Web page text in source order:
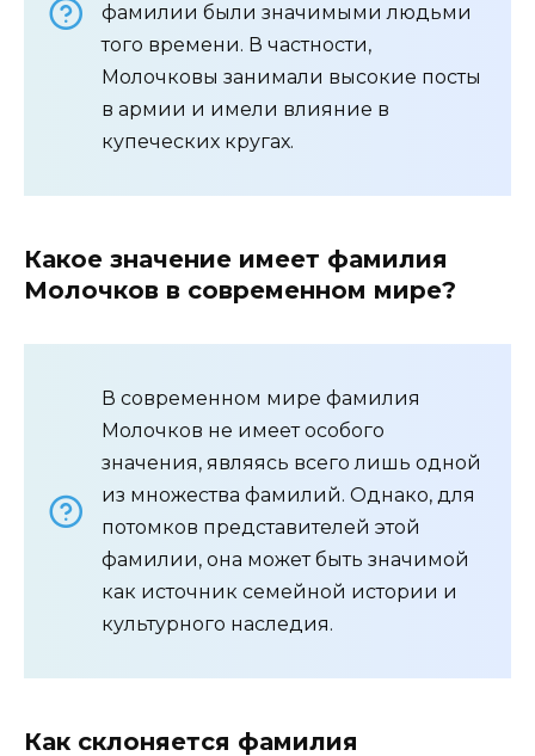
фамилии были значимыми людьми
того времени. В частности,
Молочковы занимали высокие посты
в армии и имели влияние в
купеческих кругах.
Какое значение имеет фамилия
Молочков в современном мире?
В современном мире фамилия
Молочков не имеет особого
значения, являясь всего лишь одной
из множества фамилий. Однако, для
потомков представителей этой
фамилии, она может быть значимой
как источник семейной истории и
культурного наследия.
Как склоняется фамилия